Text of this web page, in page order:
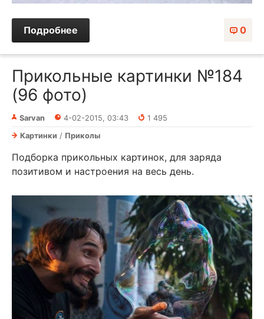
0
Подробнее
Прикольные картинки №184
(96 фото)
Sarvan 4-02-2015, 03:43
1 495
Картинки / Приколы
Подборка прикольных картинок, для заряда
позитивом и настроения на весь день.